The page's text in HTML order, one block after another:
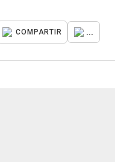
COMPARTIR ...